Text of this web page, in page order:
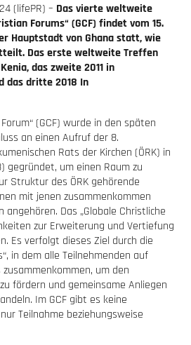
(lifePR) – Das vierte weltweite
Forums“ (GCF) findet vom 15.
Hauptstadt von Ghana statt, wie
Das erste weltweite Treffen
das zweite 2011 in
das dritte 2018 In
(GCF) wurde in den späten
an einen Aufruf der 8.
Rats der Kirchen (ÖRK) in
gegründet, um einen Raum zu
Struktur des ÖRK gehörende
mit jenen zusammenkommen
angehören. Das „Globale Christliche
zur Erweiterung und Vertiefung
Es verfolgt dieses Ziel durch die
in dem alle Teilnehmenden auf
um den
fördern und gemeinsame Anliegen
Im GCF gibt es keine
Teilnahme beziehungsweise